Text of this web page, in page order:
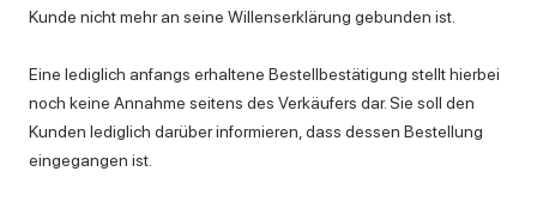
Kunde nicht mehr an seine Willenserklärung gebunden ist.
Eine lediglich anfangs erhaltene Bestellbestätigung stellt hierbei
noch keine Annahme seitens des Verkäufers dar. Sie soll den
Kunden lediglich darüber informieren, dass dessen Bestellung
eingegangen ist.